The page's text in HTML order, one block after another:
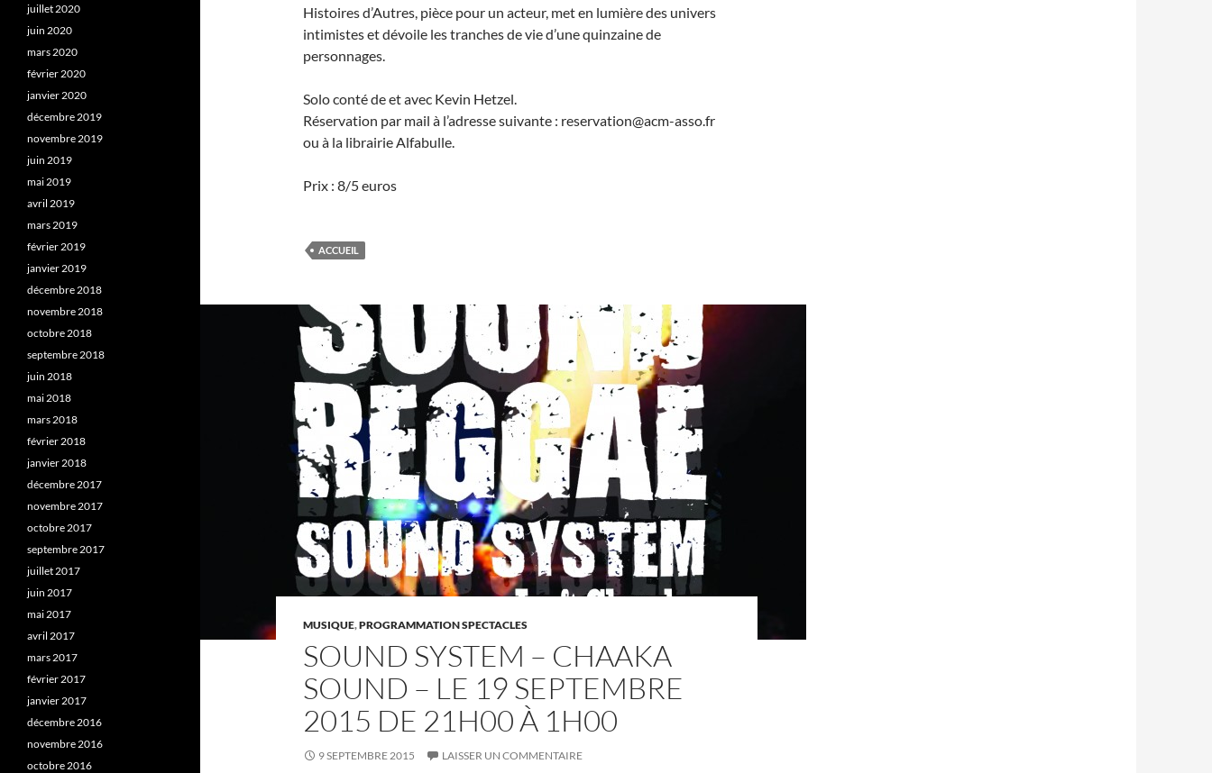
Histoires d’Autres, pièce pour un acteur, met en lumière des univers
intimistes et dévoile les tranches de vie d’une quinzaine de
personnages.
Solo conté de et avec Kevin Hetzel.
Réservation par mail à l’adresse suivante : reservation@acm-asso.fr
ou à la librairie Alfabulle.
Prix : 8/5 euros
ACCUEIL
MUSIQUE,PROGRAMMATION SPECTACLES
SOUND SYSTEM – CHAAKA
SOUND – LE 19 SEPTEMBRE
2015 DE 21H00 À 1H00
9 SEPTEMBRE 2015 LAISSER UN COMMENTAIRE
juillet 2020
juin 2020
mars 2020
février 2020
janvier 2020
décembre 2019
novembre 2019
juin 2019
mai 2019
avril 2019
mars 2019
février 2019
janvier 2019
décembre 2018
novembre 2018
octobre 2018
septembre 2018
juin 2018
mai 2018
mars 2018
février 2018
janvier 2018
décembre 2017
novembre 2017
octobre 2017
septembre 2017
juillet 2017
juin 2017
mai 2017
avril 2017
mars 2017
février 2017
janvier 2017
décembre 2016
novembre 2016
octobre 2016